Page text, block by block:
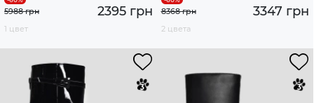
2395 грн
5988 грн
1 цвет
3347 грн
8368 грн
2 цвета